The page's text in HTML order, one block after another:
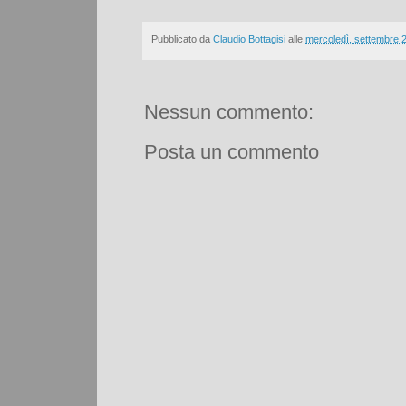
Pubblicato da Claudio Bottagisi alle mercoledì, settembre
Nessun commento:
Posta un commento